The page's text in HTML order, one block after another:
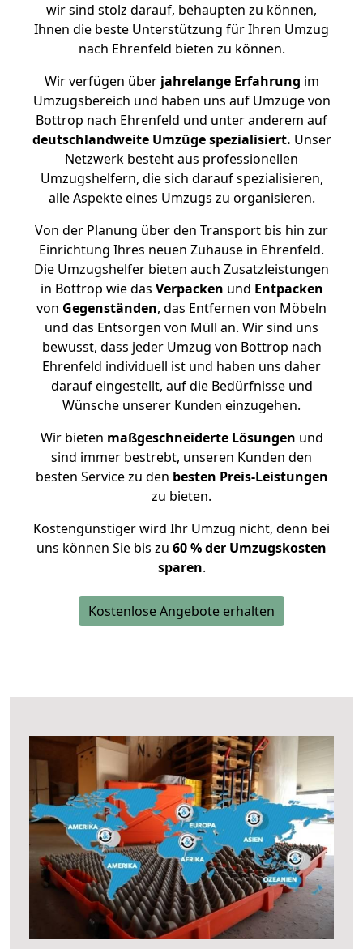
wir sind stolz darauf, behaupten zu können,
Ihnen die beste Unterstützung für Ihren Umzug
nach Ehrenfeld bieten zu können.
Wir verfügen überjahrelange Erfahrung im
Umzugsbereich und haben uns auf Umzüge von
Bottrop nach Ehrenfeld und unter anderem auf
deutschlandweite Umzüge spezialisiert. Unser
Netzwerk besteht aus professionellen
Umzugshelfern, die sich darauf spezialisieren,
alle Aspekte eines Umzugs zu organisieren.
Von der Planung über den Transport bis hin zur
Einrichtung Ihres neuen Zuhause in Ehrenfeld.
Die Umzugshelfer bieten auch Zusatzleistungen
in Bottrop wie das Verpacken und Entpacken
von Gegenständen, das Entfernen von Möbeln
und das Entsorgen von Müll an. Wir sind uns
bewusst, dass jeder Umzug von Bottrop nach
Ehrenfeld individuell ist und haben uns daher
darauf eingestellt, auf die Bedürfnisse und
Wünsche unserer Kunden einzugehen.
Wir bieten maßgeschneiderte Lösungen und
sind immer bestrebt, unseren Kunden den
besten Service zu den besten Preis-Leistungen
zu bieten.
Kostengünstiger wird Ihr Umzug nicht, denn bei
uns können Sie bis zu 60 % der Umzugskosten
sparen.
Kostenlose Angebote erhalten